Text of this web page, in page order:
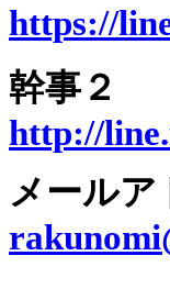
https://
幹事２
http://
メールア